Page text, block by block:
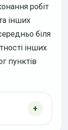
робіт
інших
біля
інших
пунктів